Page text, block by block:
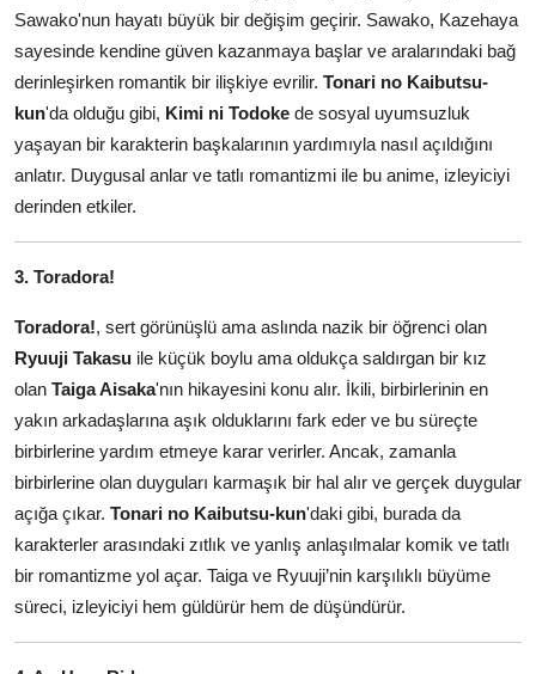
Sawako'nun hayatı büyük bir değişim geçirir. Sawako, Kazehaya
sayesinde kendine güven kazanmaya başlar ve aralarındaki bağ
derinleşirken romantik bir ilişkiye evrilir. Tonari no Kaibutsu-
kun'da olduğu gibi, Kimi ni Todoke de sosyal uyumsuzluk
yaşayan bir karakterin başkalarının yardımıyla nasıl açıldığını
anlatır. Duygusal anlar ve tatlı romantizmi ile bu anime, izleyiciyi
derinden etkiler.
3. Toradora!
Toradora!, sert görünüşlü ama aslında nazik bir öğrenci olan
Ryuuji Takasu ile küçük boylu ama oldukça saldırgan bir kız
olan Taiga Aisaka'nın hikayesini konu alır. İkili, birbirlerinin en
yakın arkadaşlarına aşık olduklarını fark eder ve bu süreçte
birbirlerine yardım etmeye karar verirler. Ancak, zamanla
birbirlerine olan duyguları karmaşık bir hal alır ve gerçek duygular
açığa çıkar. Tonari no Kaibutsu-kun'daki gibi, burada da
karakterler arasındaki zıtlık ve yanlış anlaşılmalar komik ve tatlı
bir romantizme yol açar. Taiga ve Ryuuji’nin karşılıklı büyüme
süreci, izleyiciyi hem güldürür hem de düşündürür.